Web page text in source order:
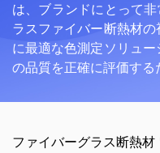
は、ブランドにとって
ラスファイバー断熱材
に最適な色測定ソリュ
の品質を正確に評価する
ファイバーグラス断熱材